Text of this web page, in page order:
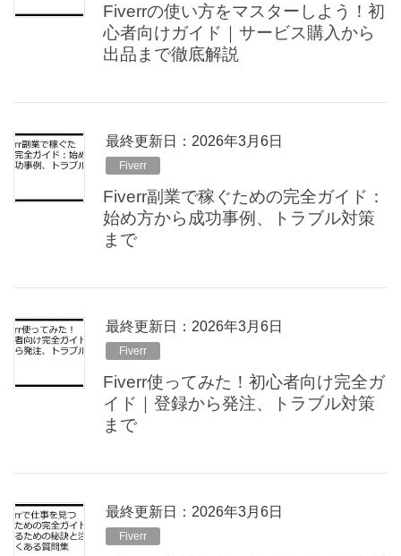
Fiverrの使い方をマスターしよう！初
心者向けガイド｜サービス購入から
出品まで徹底解説
最終更新日：2026年3月6日
Fiverr
Fiverr副業で稼ぐための完全ガイド：
始め方から成功事例、トラブル対策
まで
最終更新日：2026年3月6日
Fiverr
Fiverr使ってみた！初心者向け完全ガ
イド｜登録から発注、トラブル対策
まで
最終更新日：2026年3月6日
Fiverr